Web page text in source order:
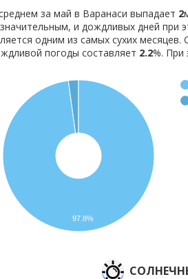
за май в Варанаси выпадает 2
и дождливых дней при
одним из самых сухих
погоды составляет 2.2%. При
97.8%